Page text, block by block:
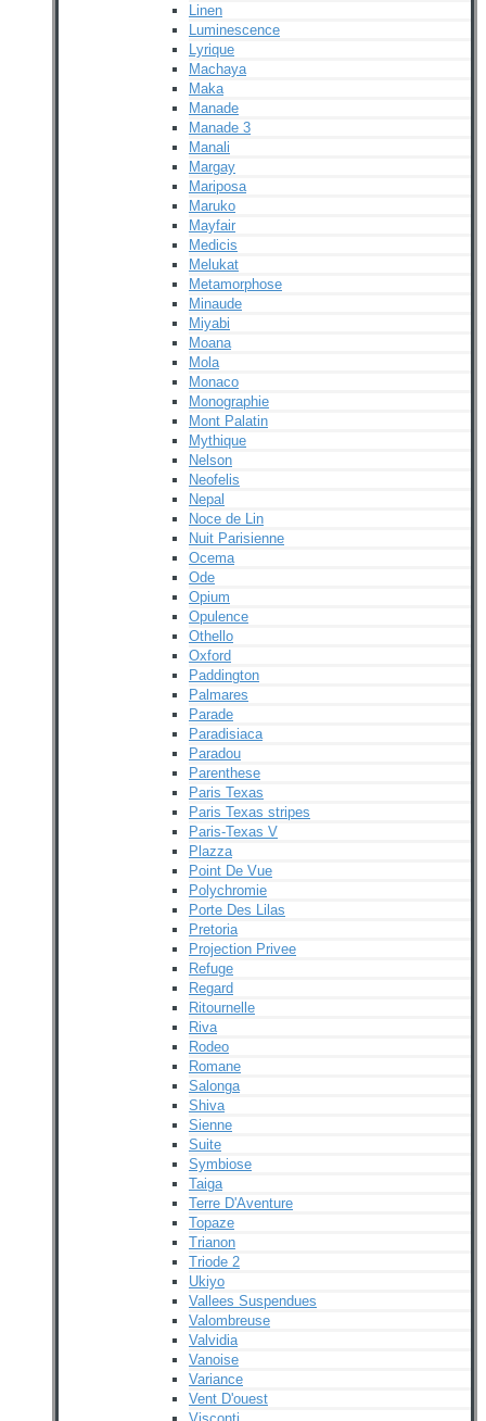
Linen
Luminescence
Lyrique
Machaya
Maka
Manade
Manade 3
Manali
Margay
Mariposa
Maruko
Mayfair
Medicis
Melukat
Metamorphose
Minaude
Miyabi
Moana
Mola
Monaco
Monographie
Mont Palatin
Mythique
Nelson
Neofelis
Nepal
Noce de Lin
Nuit Parisienne
Ocema
Ode
Opium
Opulence
Othello
Oxford
Paddington
Palmares
Parade
Paradisiaca
Paradou
Parenthese
Paris Texas
Paris Texas stripes
Paris-Texas V
Plazza
Point De Vue
Polychromie
Porte Des Lilas
Pretoria
Projection Privee
Refuge
Regard
Ritournelle
Riva
Rodeo
Romane
Salonga
Shiva
Sienne
Suite
Symbiose
Taiga
Terre D'Aventure
Topaze
Trianon
Triode 2
Ukiyo
Vallees Suspendues
Valombreuse
Valvidia
Vanoise
Variance
Vent D'ouest